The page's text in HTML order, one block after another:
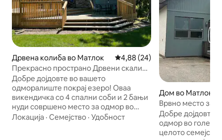
Дрвена колиба во Матлок Просечна оцена: 4,88 од 5,
4,88 (24)
Прекрасно пространо Дрвени скалила
од плажа
Добре дојдовте во вашето
одморалиште покрај езеро! Оваа
викендичка со 4 спални соби и 2 бањи
нуди совршено место за одмор во
текот на целата година. Со модерни
Локација · Семејство · Удобност
Дом во Матлок
Врвно место за
лица • игри •
Добре дојдовте
одмор во
целото